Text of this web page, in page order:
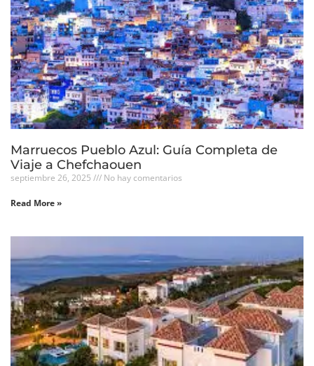
Marruecos Pueblo Azul: Guía Completa de
Viaje a Chefchaouen
septiembre 26, 2025 No hay comentarios
Read More »